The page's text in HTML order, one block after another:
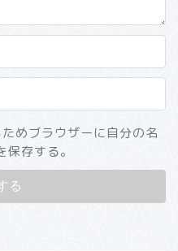
めブラウザーに自分の名
存する。